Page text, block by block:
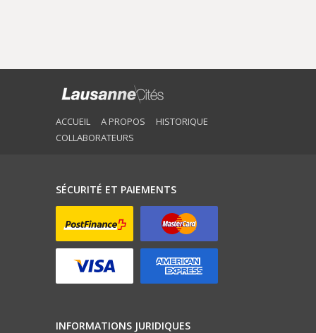
ACCUEIL A PROPOS
HISTORIQUE
COLLABORATEURS
SÉCURITÉ ET PAIEMENTS
INFORMATIONS JURIDIQUES